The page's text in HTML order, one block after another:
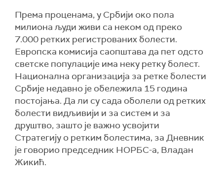
Према проценама, у Србији око пола
милиона људи живи са неком од преко
7.000 ретких регистрованих болести.
Европска комисија саопштава да пет одсто
светске популације има неку ретку болест.
Национална организација за ретке болести
Србије недавно је обележила 15 година
постојања. Да ли су сада оболели од ретких
болести видљивији и за систем и за
друштво, зашто је важно усвојити
Стратегију о ретким болестима, за Дневник
је говорио председник НОРБС-а, Владан
Жикић.